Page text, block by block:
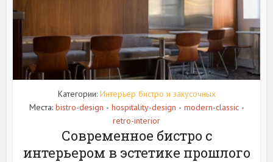
Категории: Интерьер бистро и закусочных
Места: bistro-design • hospitality-design • modern-classic •
retro-interior
Современное бистро с
интерьером в эстетике прошлого